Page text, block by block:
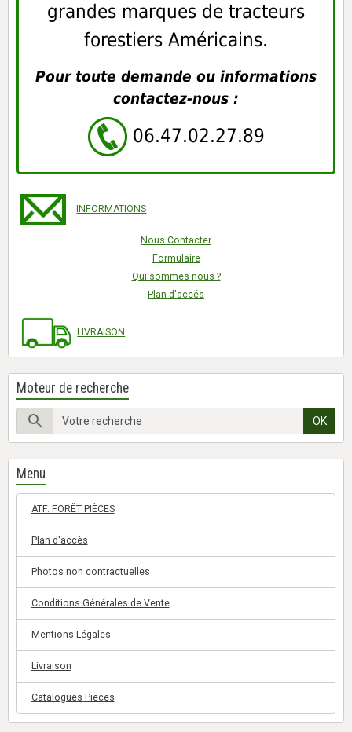
grandes marques de tracteurs
forestiers Américains.
Pour toute demande ou informations
contactez-nous :
06.47.02.27.89
INFORMATIONS
Nous Contacter
Formulaire
Qui sommes nous ?
Plan d'accés
LIVRAISON
Moteur de recherche
OK
Menu
ATF. FORÊT PIÈCES
Plan d'accès
Photos non contractuelles
Conditions Générales de Vente
Mentions Légales
Livraison
Catalogues Pieces